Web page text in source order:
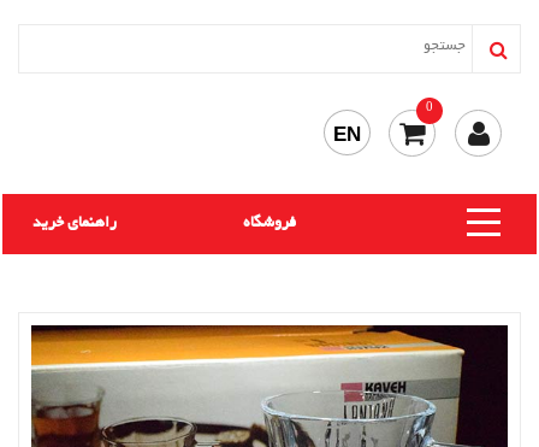
0
EN
راهنمای خرید فروشگاه